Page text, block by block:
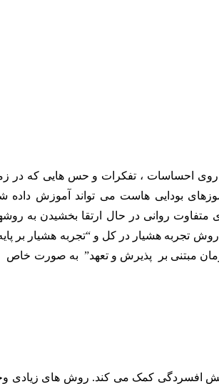
احساسات ، تفکرات و حس هایی که در
بودایی هاست می تواند آموزش داده
به بیماران در موقعیت های متفاوت روانی در حال ارتقا بخشیدن به
تجربه هشیار در کل و “تجربه هشیار بر
مبتنی بر پذیرش و تعهد” به صورت
کاهش افسردگی کمک می کند. روش های زیادی